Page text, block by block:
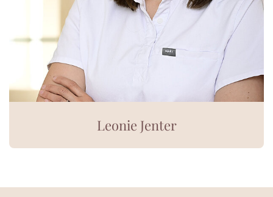
Leonie Jenter